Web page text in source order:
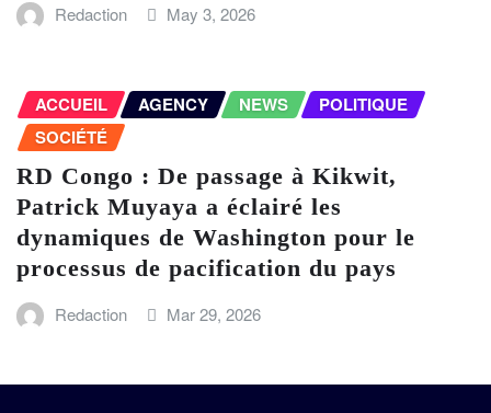
Redaction May 3, 2026
ACCUEIL AGENCY NEWS
POLITIQUE
SOCIÉTÉ
RD Congo : De passage à Kikwit,
Patrick Muyaya a éclairé les
dynamiques de Washington pour le
processus de pacification du pays
Redaction Mar 29, 2026